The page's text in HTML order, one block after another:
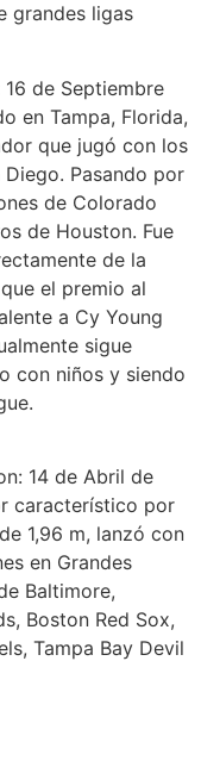
grandes ligas
de Septiembre
en Tampa, Florida,
que jugó con los
Diego. Pasando por
de Colorado
de Houston. Fue
de la
el premio al
a Cy Young
sigue
con niños y siendo
14 de Abril de
característico por
1,96 m, lanzó con
en Grandes
Baltimore,
Boston Red Sox,
Tampa Bay Devil